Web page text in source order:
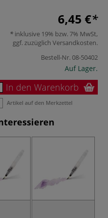
6,45 €
inklusive 19% bzw. 7% MwSt,
ggf. zuzüglich Versandkosten.
Bestell-Nr.08-50402
Auf Lager.
In den Warenkorb
Artikel auf den Merkzettel